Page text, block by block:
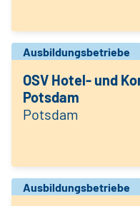
Ausbildungsbetriebe
OSV Hotel- und
Potsdam
Potsdam
Ausbildungsbetriebe